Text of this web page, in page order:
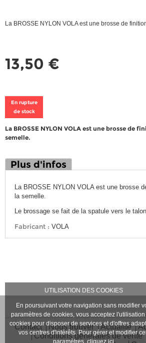
UTILISATION DES COOKIES
En poursuivant votre navigation sans modifier
paramètres de cookies, vous acceptez l'utilisation
cookies pour disposer de services et d'offres
vos centres d'intérêts. Pour gérer et modifier
paramètres, cliquez ici
La BROSSE NYLON VOLA est une brosse de
13,50 €
En rupture
de stock
La BROSSE NYLON VOLA est une brosse de
semelle.
Plus d'infos
La BROSSE NYLON VOLA est une brosse
la semelle.
Le brossage se fait de la spatule vers le
Fabricant : VOLA
Contact Nous trouver Actualité
Conditions générales de vente